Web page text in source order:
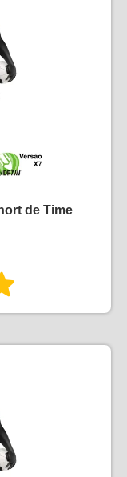
de Time